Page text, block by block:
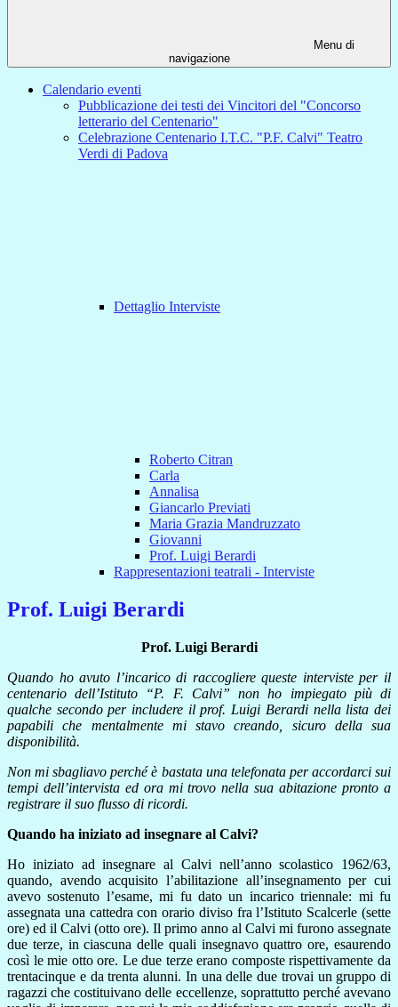
Menu di
navigazione
Calendario eventi
Pubblicazione dei testi dei Vincitori del "Concorso
letterario del Centenario"
Celebrazione Centenario I.T.C. "P.F. Calvi" Teatro
Verdi di Padova
Dettaglio Interviste
Roberto Citran
Carla
Annalisa
Giancarlo Previati
Maria Grazia Mandruzzato
Giovanni
Prof. Luigi Berardi
Rappresentazioni teatrali - Interviste
Prof. Luigi Berardi
Prof. Luigi Berardi
Quando ho avuto l’incarico di raccogliere queste interviste per il
centenario dell’Istituto “P. F. Calvi” non ho impiegato più di
qualche secondo per includere il prof. Luigi Berardi nella lista dei
papabili che mentalmente mi stavo creando, sicuro della sua
disponibilità.
Non mi sbagliavo perché è bastata una telefonata per accordarci sui
tempi dell’intervista ed ora mi trovo nella sua abitazione pronto a
registrare il suo flusso di ricordi.
Quando ha iniziato ad insegnare al Calvi?
Ho iniziato ad insegnare al Calvi nell’anno scolastico 1962/63,
quando, avendo acquisito l’abilitazione all’insegnamento per cui
avevo sostenuto l’esame, mi fu dato un incarico triennale: mi fu
assegnata una cattedra con orario diviso fra l’Istituto Scalcerle (sette
ore) ed il Calvi (otto ore). Il primo anno al Calvi mi furono assegnate
due terze, in ciascuna delle quali insegnavo quattro ore, esaurendo
così le mie otto ore. Le due terze erano composte rispettivamente da
trentacinque e da trenta alunni. In una delle due trovai un gruppo di
ragazzi che costituivano delle eccellenze, soprattutto perché avevano